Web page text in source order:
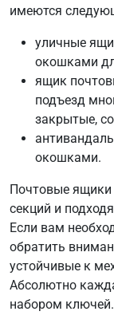
имеются
уличные
окошками
ящик
подъезд
закрытые,
окошками.
Почтовые ящики
секций и
Если вам
обратить
устойчивые к
Абсолютно
набором ключей.